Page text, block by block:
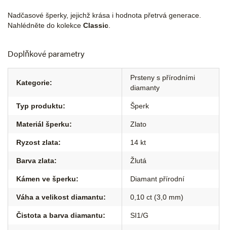
Nadčasové šperky, jejichž krása i hodnota přetrvá generace.
Nahlédněte do kolekce Classic
Doplňkové parametry
Kategorie:
Prsteny s přírodními
diamanty
Typ produktu: Šperk
Materiál šperku: Zlato
Ryzost zlata: 14 kt
Barva zlata: Žlutá
Kámen ve šperku: Diamant přírodní
Váha a velikost diamantu: 0,10 ct (3,0 mm)
Čistota a barva diamantu: SI1/G